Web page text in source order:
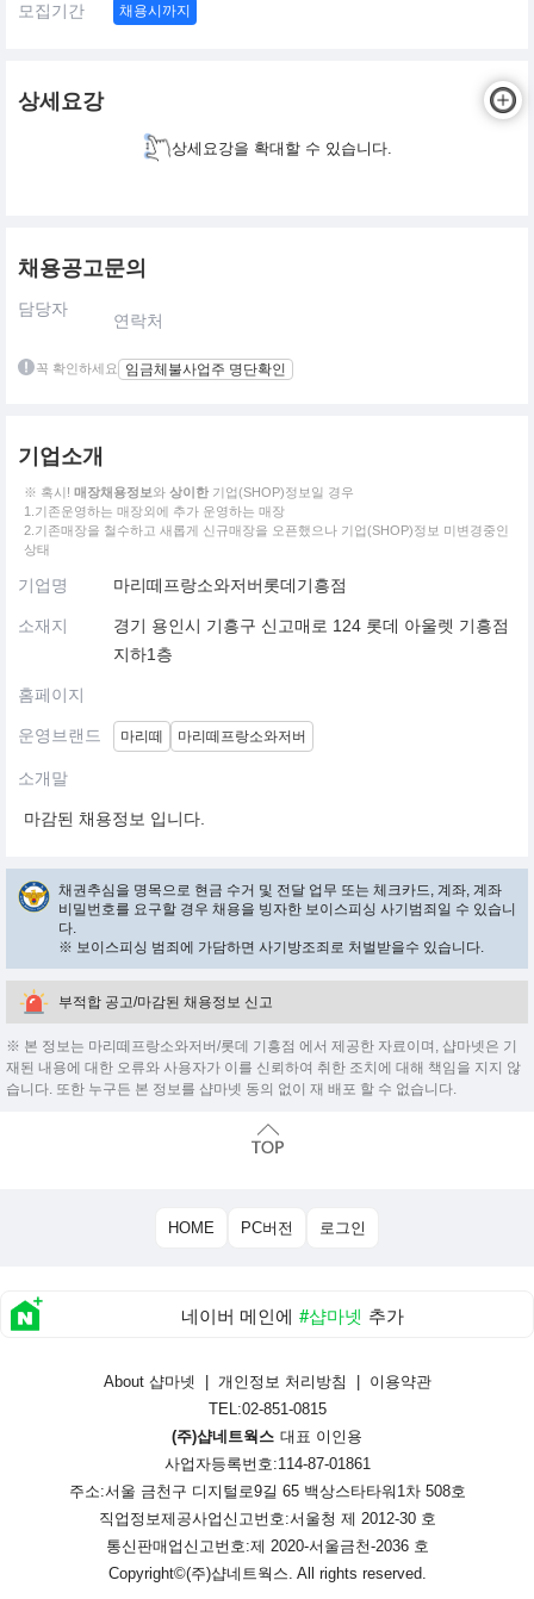
모집기간 채용시까지
상세요강
상세요강을 확대할 수 있습니다.
채용공고문의
담당자
연락처
꼭 확인하세요 임금체불사업주 명단확인
기업소개
※ 혹시! 매장채용정보와 상이한 기업(SHOP)정보일 경우
1.기존운영하는 매장외에 추가 운영하는 매장
2.기존매장을 철수하고 새롭게 신규매장을 오픈했으나 기업(SHOP)정보 미변경중인
상태
기업명 마리떼프랑소와저버롯데기흥점
소재지
경기 용인시 기흥구 신고매로 124 롯데 아울렛 기흥점
지하1층
홈페이지
운영브랜드 마리떼 마리떼프랑소와저버
소개말
마감된 채용정보 입니다.
채권추심을 명목으로 현금 수거 및 전달 업무 또는 체크카드, 계좌, 계좌
비밀번호를 요구할 경우 채용을 빙자한 보이스피싱 사기범죄일 수 있습니
다.
※ 보이스피싱 범죄에 가담하면 사기방조죄로 처벌받을수 있습니다.
부적합 공고/마감된 채용정보 신고
※ 본 정보는 마리떼프랑소와저버/롯데 기흥점 에서 제공한 자료이며, 샵마넷은 기
재된 내용에 대한 오류와 사용자가 이를 신뢰하여 취한 조치에 대해 책임을 지지 않
습니다. 또한 누구든 본 정보를 샵마넷 동의 없이 재 배포 할 수 없습니다.
HOME PC버전 로그인
네이버 메인에 #샵마넷 추가
About 샵마넷 개인정보 처리방침
이용약관
TEL:02-851-0815
(주)샵네트웍스 대표 이인용
사업자등록번호:114-87-01861
주소:서울 금천구 디지털로9길 65 백상스타타워1차 508호
직업정보제공사업신고번호:서울청 제 2012-30 호
통신판매업신고번호:제 2020-서울금천-2036 호
Copyright©(주)샵네트웍스. All rights reserved.